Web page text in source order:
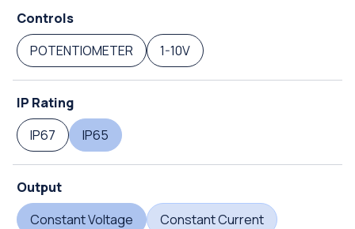
Controls
POTENTIOMETER
1-10V
IP Rating
IP67
IP65
Output
Constant Voltage
Constant Current